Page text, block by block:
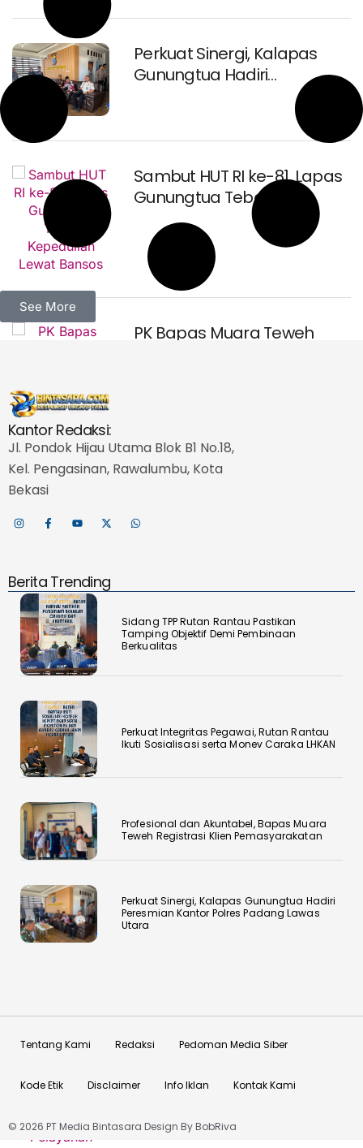
Perkuat Sinergi, Kalapas
Gunungtua Hadiri
Peresmian Kantor Polres
Padang Lawas Utara
Sambut HUT RI ke-81, Lapas
Gunungtua Tebar
Kepedulian Lewat Bansos
‎PK Bapas Muara Teweh
‎Sambut HUT RI ke 81, Bapas
Peringati HDKD
Kakanwil Ditjenpas Sumut
Ikuti Upacara dan Tabur
Lengkap dan Transparan,
Lapas Muara Teweh Gelar
Sidang TPP Integrasi 16 WBP
Humbahas Hadir di Kantor
Pembinaan Semakin
See More
Kantor Redaksi:
Jl. Pondok Hijau Utama Blok B1 No.18,
Kel. Pengasinan, Rawalumbu, Kota
Bekasi
Berita Trending
Sidang TPP Rutan Rantau Pastikan
Tamping Objektif Demi Pembinaan
Berkualitas
Perkuat Integritas Pegawai, Rutan Rantau
Ikuti Sosialisasi serta Monev Caraka LHKAN
‎Profesional dan Akuntabel, Bapas Muara
Teweh Registrasi Klien Pemasyarakatan
Perkuat Sinergi, Kalapas Gunungtua Hadiri
Peresmian Kantor Polres Padang Lawas
Utara
© 2026 PT Media Bintasara Design By BobRiva
Tentang Kami Redaksi Pedoman Media Siber
Kode Etik Disclaimer Info Iklan Kontak Kami